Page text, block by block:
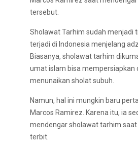
tersebut.
Sholawat Tarhim sudah menjadi
terjadi di Indonesia menjelang
Biasanya, sholawat tarhim
umat islam bisa mempersiapkan
menunaikan sholat subuh.
Namun, hal ini mungkin baru
Marcos Ramirez. Karena itu, ia
mendengar sholawat tarhim
terbit.